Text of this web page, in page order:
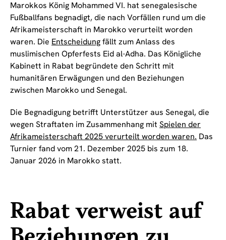
Marokkos König Mohammed VI. hat senegalesische
Fußballfans begnadigt, die nach Vorfällen rund um die
Afrikameisterschaft in Marokko verurteilt worden
waren. Die Entscheidungfällt zum Anlass des
muslimischen Opferfests Eid al-Adha. Das Königliche
Kabinett in Rabat begründete den Schritt mit
humanitären Erwägungen und den Beziehungen
zwischen Marokko und Senegal.
Die Begnadigung betrifft Unterstützer aus Senegal, die
wegen Straftaten im Zusammenhang mit Spielen der
Afrikameisterschaft 2025 verurteilt worden waren. Das
Turnier fand vom 21. Dezember 2025 bis zum 18.
Januar 2026 in Marokko statt.
Rabat verweist auf